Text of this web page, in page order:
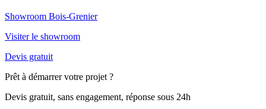
Showroom Bois-Grenier
Visiter le showroom
Devis gratuit
Prêt à démarrer votre projet ?
Devis gratuit, sans engagement, réponse sous 24h